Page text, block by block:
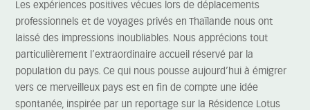
Les expériences positives vécues lors de déplacements
professionnels et de voyages privés en Thaïlande nous ont
laissé des impressions inoubliables. Nous apprécions tout
particulièrement l’extraordinaire accueil réservé par la
population du pays. Ce qui nous pousse aujourd’hui à émigrer
vers ce merveilleux pays est en fin de compte une idée
spontanée, inspirée par un reportage sur la Résidence Lotus